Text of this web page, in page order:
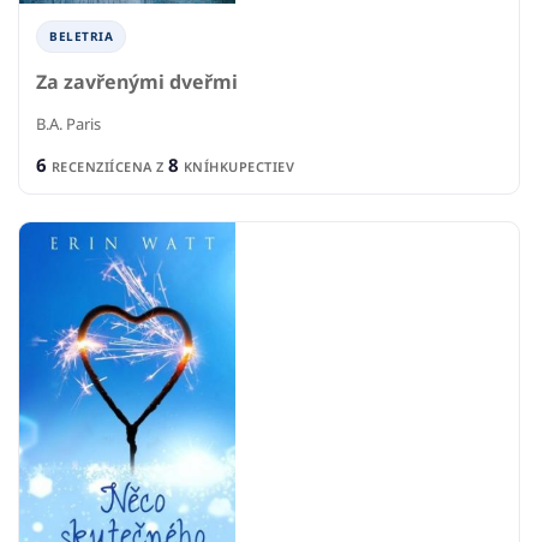
BELETRIA
Za zavřenými dveřmi
B.A. Paris
6 RECENZIÍCENA Z 8 KNÍHKUPECTIEV